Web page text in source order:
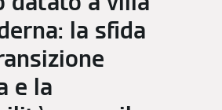
la sfida
e la